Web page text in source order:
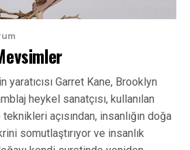
Garret Kane, Brooklyn
heykel sanatçısı, kullanılan
açısından, insanlığın doğa
somutlaştırıyor ve insanlık